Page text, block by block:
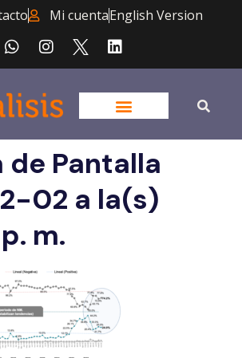
Mi cuentaEnglish Version
Pantalla
02 a la(s)
m.